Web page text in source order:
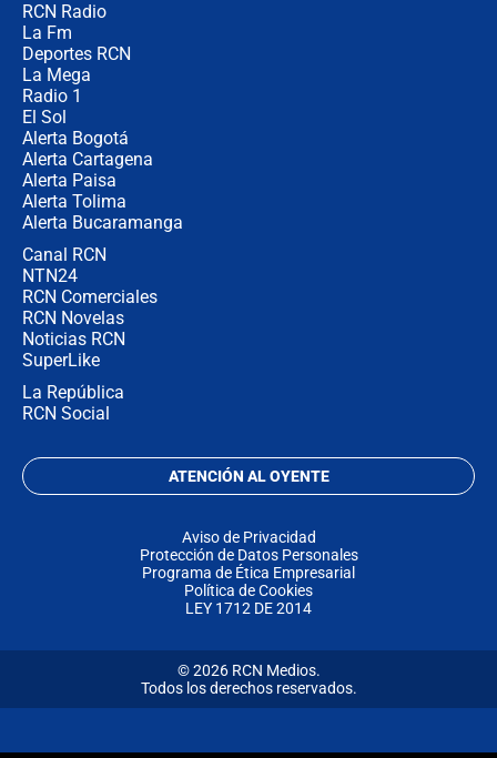
RCN Radio
La Fm
Deportes RCN
La Mega
Radio 1
El Sol
Alerta Bogotá
Alerta Cartagena
Alerta Paisa
Alerta Tolima
Alerta Bucaramanga
Canal RCN
NTN24
RCN Comerciales
RCN Novelas
Noticias RCN
SuperLike
La República
RCN Social
ATENCIÓN AL OYENTE
Aviso de Privacidad
Protección de Datos Personales
Programa de Ética Empresarial
Política de Cookies
LEY 1712 DE 2014
© 2026 RCN Medios.
Todos los derechos reservados.